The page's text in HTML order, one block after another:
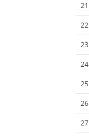
21
22
23
24
25
26
27